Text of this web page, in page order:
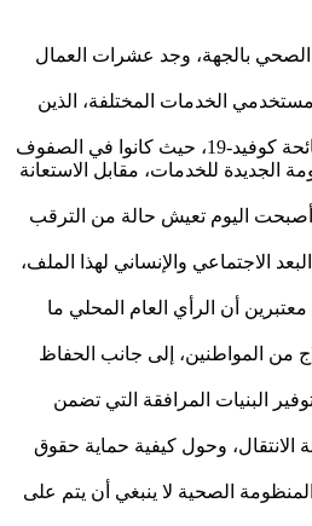
الصحي بالجهة، وجد عشرات العمال
الخدمات المختلفة، الذين
ويقول عدد من المتضررين إنهم أفنوا سنوات طويلة في خدمة المرفق الصحي، وواصلوا أداء مهامهم خلال أصعب الظروف التي عرفها القطاع الصحي، خاصة خلال فترة جائحة كوفيد-19، حيث كانوا في الصفوف
الجديدة للخدمات، مقابل الاستعانة
أصبحت اليوم تعيش حالة من الترقب
الاجتماعي والإنساني لهذا الملف،
أن الرأي العام المحلي ما
من المواطنين، إلى جانب الحفاظ
البنيات المرافقة التي تضمن
الانتقال، وحول كيفية حماية حقوق
الصحية لا ينبغي أن يتم على